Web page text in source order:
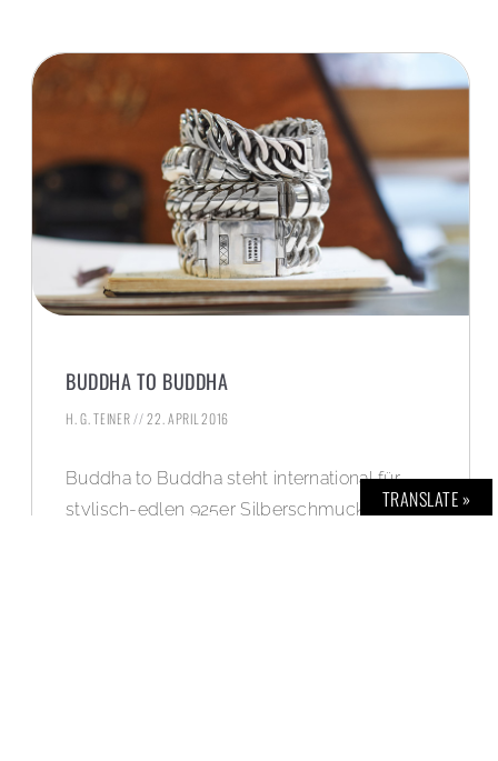
BUDDHA TO BUDDHA
H. G. TEINER 22. APRIL 2016
Buddha to Buddha steht international für
stylisch-edlen 925er Silberschmuck. BOLDTRANSLATE »